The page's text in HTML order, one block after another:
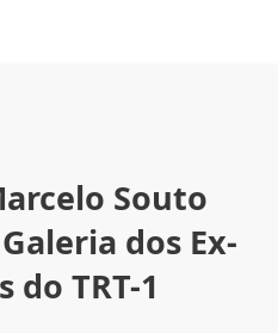
Souto
dos Ex-
do TRT-1